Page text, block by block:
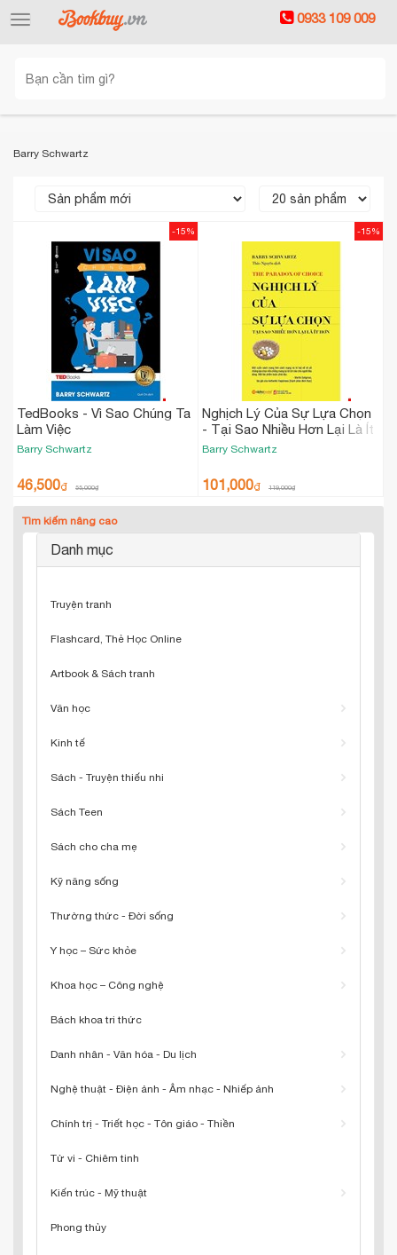
Toggle
0933 109 009
Barry Schwartz
TedBooks - Vì Sao Chúng Ta
Làm Việc
Barry Schwartz
46,500₫ 55,000₫
-15%
Nghịch Lý Của Sự Lựa Chọn
- Tại Sao Nhiều Hơn Lại Là Ít
Hơn
Barry Schwartz
101,000₫ 119,000₫
-15%
Tìm kiếm nâng cao
Danh mục
Truyện tranh
Flashcard, Thẻ Học Online
Artbook & Sách tranh
Văn học
Kinh tế
Sách - Truyện thiếu nhi
Sách Teen
Sách cho cha mẹ
Kỹ năng sống
Thường thức - Đời sống
Y học – Sức khỏe
Khoa học – Công nghệ
Bách khoa tri thức
Danh nhân - Văn hóa - Du lịch
Nghệ thuật - Điện ảnh - Âm nhạc - Nhiếp ảnh
Chính trị - Triết học - Tôn giáo - Thiền
Tử vi - Chiêm tinh
Kiến trúc - Mỹ thuật
Phong thủy